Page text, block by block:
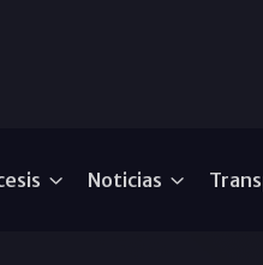
Noticias